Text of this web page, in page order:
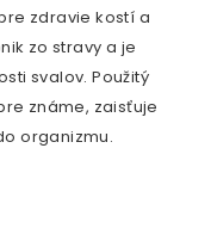
zdravie kostí a
zo stravy a je
svalov. Použitý
známe, zaisťuje
organizmu.